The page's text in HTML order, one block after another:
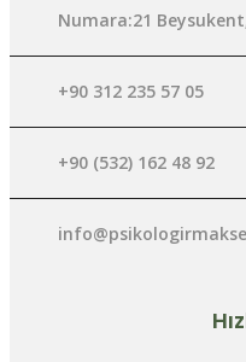
Numara:21
+90 312 235 57 05
+90 (532) 162 48 92